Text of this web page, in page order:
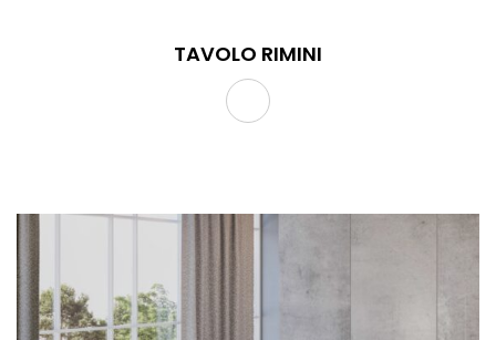
TAVOLO RIMINI